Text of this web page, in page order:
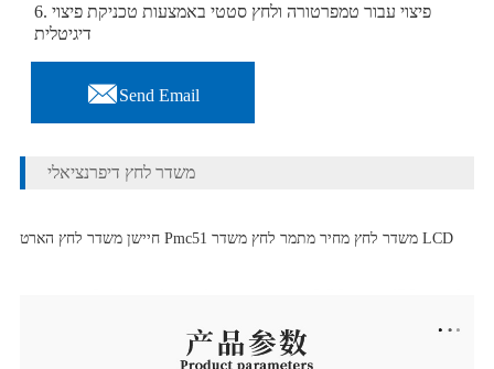
6. פיצוי עבור טמפרטורה ולחץ סטטי באמצעות טכניקת פיצוי
דיגיטלית
Send Email
משדר לחץ דיפרנציאלי
חיישן משדר לחץ הארט Pmc51 משדר לחץ מחיר מתמר לחץ משדר LCD